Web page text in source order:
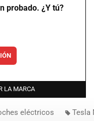
probado. ¿Y tú?
LA MARCA
eléctricos Tesla